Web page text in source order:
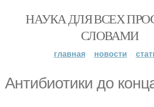
НАУКА ДЛЯ ВСЕХ
СЛОВАМИ
главная новости
Антибиотики до